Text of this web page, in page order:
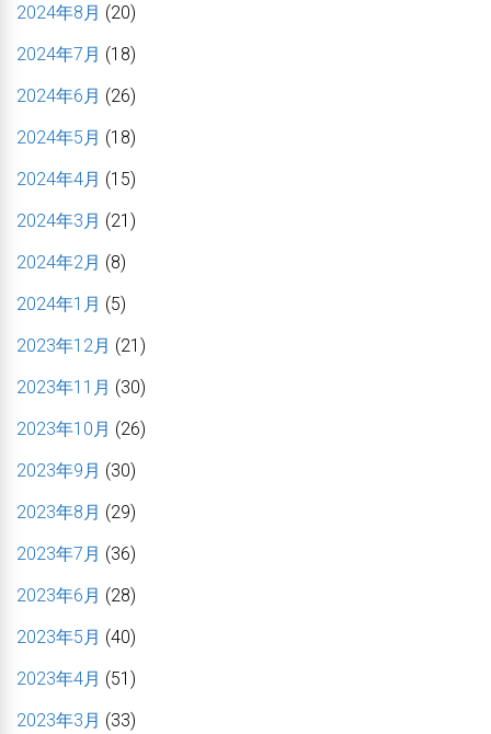
2024年8月 (20)
2024年7月 (18)
2024年6月 (26)
2024年5月 (18)
2024年4月 (15)
2024年3月 (21)
2024年2月 (8)
2024年1月 (5)
2023年12月 (21)
2023年11月 (30)
2023年10月 (26)
2023年9月 (30)
2023年8月 (29)
2023年7月 (36)
2023年6月 (28)
2023年5月 (40)
2023年4月 (51)
2023年3月 (33)